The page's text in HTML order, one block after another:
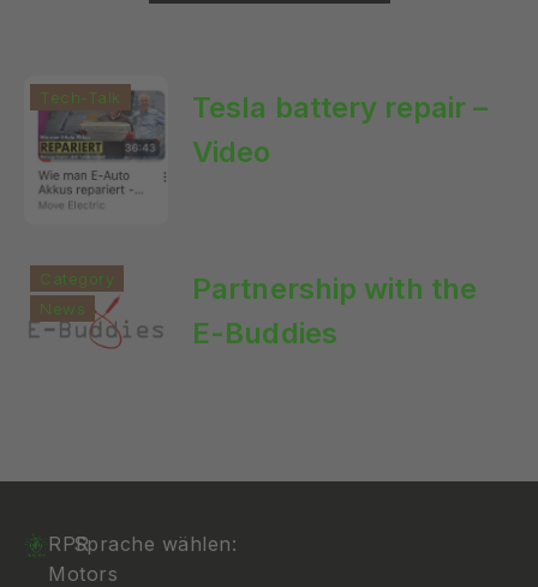
Tech-Talk
Tesla battery repair –
Video
Category
News
Partnership with the
E-Buddies
RPR
Motors
Sprache wählen: